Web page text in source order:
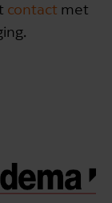
contact met